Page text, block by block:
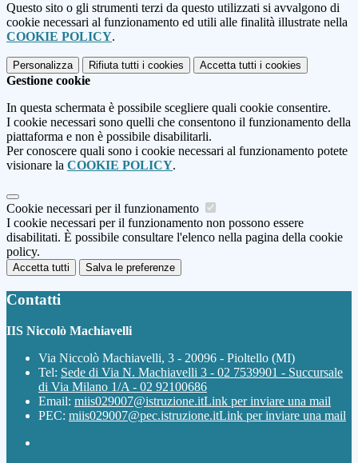
Questo sito o gli strumenti terzi da questo utilizzati si avvalgono di
cookie necessari al funzionamento ed utili alle finalità illustrate nella
COOKIE POLICY.
Personalizza Rifiuta tutti i cookies Accetta tutti i cookies
Gestione cookie
In questa schermata è possibile scegliere quali cookie consentire.
I cookie necessari sono quelli che consentono il funzionamento della
piattaforma e non è possibile disabilitarli.
Per conoscere quali sono i cookie necessari al funzionamento potete
visionare la COOKIE POLICY.
Cookie necessari per il funzionamento
I cookie necessari per il funzionamento non possono essere
disabilitati. È possibile consultare l'elenco nella pagina della cookie
policy.
Accetta tutti Salva le preferenze
Contatti
IIS Niccolò Machiavelli
Via Niccolò Machiavelli, 3 - 20096 - Pioltello (MI)
Tel: Sede di Via N. Machiavelli 3 - 02 7539901 - Succursale
di Via Milano 1/A - 02 92100686
Email: miis029007@istruzione.itLink per inviare una mail
PEC: miis029007@pec.istruzione.itLink per inviare una mail